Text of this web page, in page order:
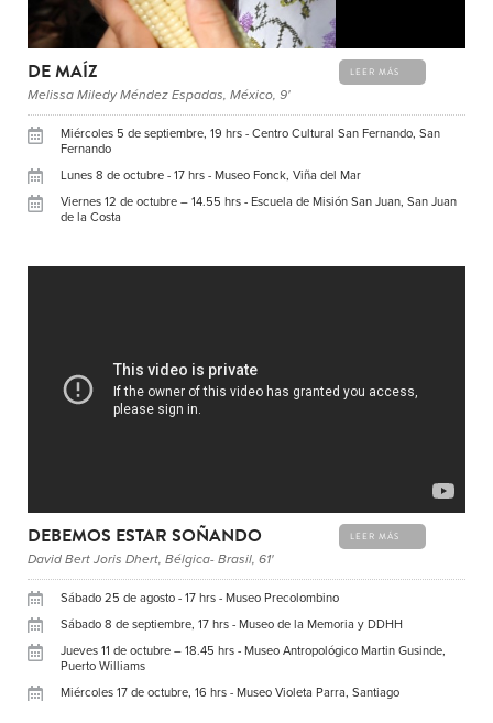
DE MAÍZ LEER MÁS
Melissa Miledy Méndez Espadas, México, 9'
Miércoles 5 de septiembre, 19 hrs - Centro Cultural San Fernando, San
Fernando
Lunes 8 de octubre - 17 hrs - Museo Fonck, Viña del Mar
Viernes 12 de octubre – 14.55 hrs - Escuela de Misión San Juan, San Juan
de la Costa
DEBEMOS ESTAR SOÑANDO LEER MÁS
David Bert Joris Dhert, Bélgica- Brasil, 61'
Sábado 25 de agosto - 17 hrs - Museo Precolombino
Sábado 8 de septiembre, 17 hrs - Museo de la Memoria y DDHH
Jueves 11 de octubre – 18.45 hrs - Museo Antropológico Martin Gusinde,
Puerto Williams
Miércoles 17 de octubre, 16 hrs - Museo Violeta Parra, Santiago